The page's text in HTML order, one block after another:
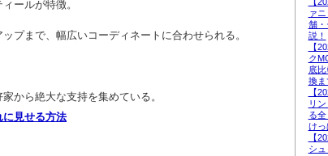
ールが特徴。
プまで、幅広いコーディネートに合わせられる。
から絶大な支持を集めている。
に見せる方法
ァ
舗
説！
【
ク
底
換ま
【
リ
る
けっ
【
シ